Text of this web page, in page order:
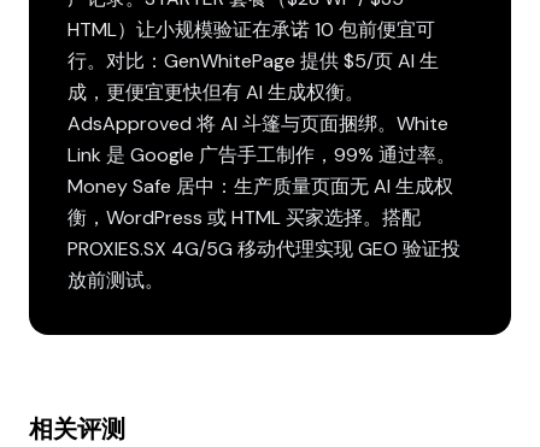
HTML）让小规模验证在承诺 10 包前便宜可
行。对比：GenWhitePage 提供 $5/页 AI 生
成，更便宜更快但有 AI 生成权衡。
AdsApproved 将 AI 斗篷与页面捆绑。White
Link 是 Google 广告手工制作，99% 通过率。
Money Safe 居中：生产质量页面无 AI 生成权
衡，WordPress 或 HTML 买家选择。搭配
PROXIES.SX 4G/5G 移动代理实现 GEO 验证投
放前测试。
相关评测